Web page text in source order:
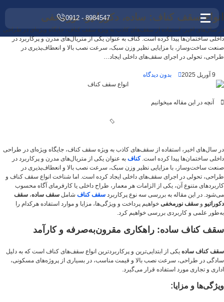
8984547 - 0912
انواع سقف کناف: ساده، دکوراتیو، نورمخفی
در سال‌های اخیر، استفاده از سقف‌های کاذب به ویژه سقف کناف، جایگاه ویژه‌ای در طراحی
داخلی ساختمان‌ها پیدا کرده است. کناف به عنوان یکی از متریال‌های مدرن و پرکاربرد در
صنعت ساخت‌وساز، با مزایایی نظیر وزن سبک، سرعت نصب بالا و انعطاف‌پذیری در
طراحی، تحولی در اجرای سقف‌های داخلی ایجاد…
9 آوریل 2025 بدون دیدگاه
آنچه در این مقاله میخوانیم
در سال‌های اخیر، استفاده از سقف‌های کاذب به ویژه سقف کناف، جایگاه ویژه‌ای در طراحی
داخلی ساختمان‌ها پیدا کرده است.کناف به عنوان یکی از متریال‌های مدرن و پرکاربرد در
صنعت ساخت‌وساز، با مزایایی نظیر وزن سبک، سرعت نصب بالا و انعطاف‌پذیری در
طراحی، تحولی در اجرای سقف‌های داخلی ایجاد کرده است. اما شناخت انواع سقف کناف و
کاربردهای متنوع آن، یکی از الزامات هر معمار، طراح داخلی یا کارفرمای آگاه محسوب
می‌شود. در این مقاله به بررسی سه نوع پرکاربرد سقف کناف شامل سقف ساده، سقف
دکوراتیو و سقف نورمخفی خواهیم پرداخت و ویژگی‌ها، مزایا و موارد استفاده هرکدام را
به‌طور علمی و کاربردی بررسی خواهیم کرد.
سقف کناف ساده: راهکاری مقرون‌به‌صرفه و کارآمد
سقف کناف ساده یکی از ابتدایی‌ترین و پرکاربردترین انواع سقف‌های کناف است که به دلیل
سادگی در طراحی، سرعت نصب بالا و قیمت مناسب، در بسیاری از پروژه‌های مسکونی،
اداری و تجاری مورد استفاده قرار می‌گیرد.
ویژگی‌ها و مزایا: